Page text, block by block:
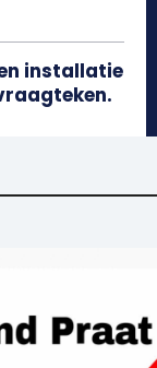
installatie